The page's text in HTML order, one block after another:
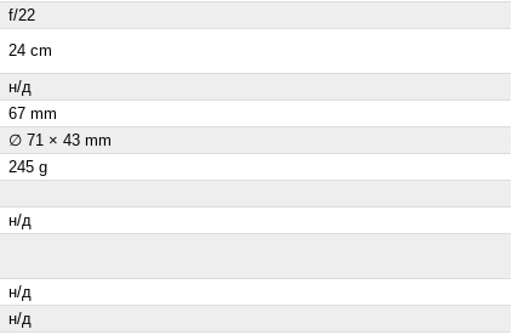
f/22
24 cm
н/д
67 mm
∅ 71 × 43 mm
245 g
н/д
н/д
н/д